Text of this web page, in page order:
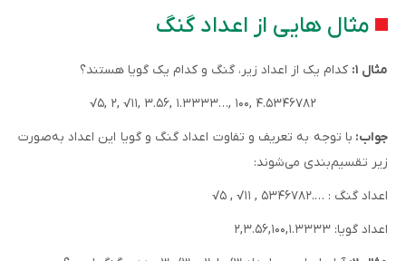
مثال هایی از اعداد گنگ
مثال ۱:
کدام یک از اعداد زیر، گنگ و کدام یک گویا هستند؟
√۵, ۲, √۱۱, ۳.۵۶, ۱.۳۳۳۳…, ۱۰۰, ۴.۵۳۴۶۷۸۲
جواب: با توجه به تعریف و تفاوت اعداد گنگ و گویا این اعداد به‌صورت
زیر تقسیم‌بندی می‌شوند:
اعداد گنگ : ….۵۳۴۶۷۸۲ , ۱۱√ , ۵√
اعداد گویا: ۲,۳.۵۶,۱۰۰,۱.۳۳۳۳